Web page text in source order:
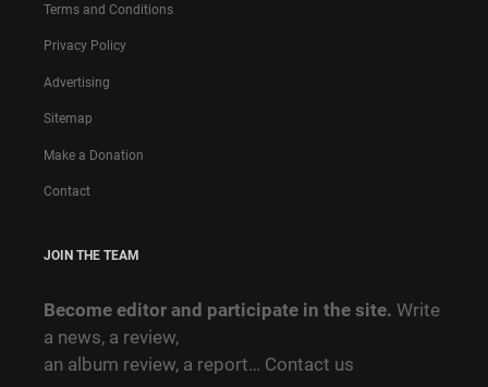
Terms and Conditions
Privacy Policy
Advertising
Sitemap
Make a Donation
Contact
JOIN THE TEAM
Become editor and participate in the site. Write
a news, a review,
an album review, a report… Contact us